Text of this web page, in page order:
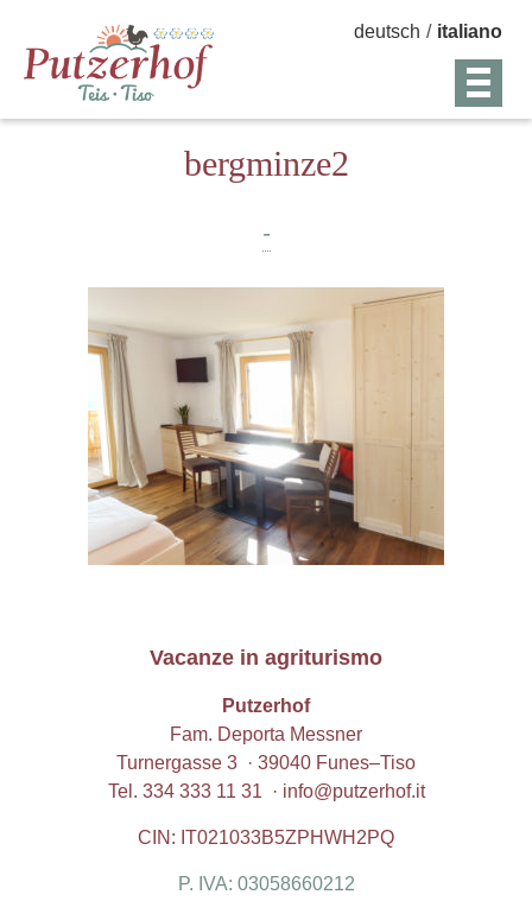
deutsch / italiano
bergminze2
-
Vacanze in agriturismo
Putzerhof
Fam. Deporta Messner
Turnergasse 3 · 39040 Funes–Tiso
Tel. 334 333 11 31 · info@putzerhof.it
CIN: IT021033B5ZPHWH2PQ
P. IVA: 03058660212